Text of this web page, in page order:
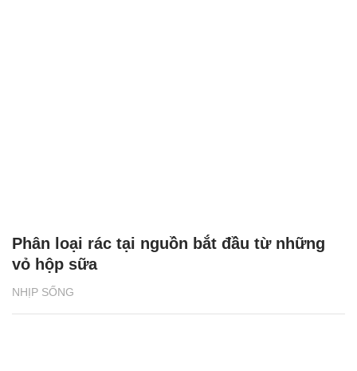
NHỊP SỐNG
Phân loại rác tại nguồn bắt đầu từ những
vỏ hộp sữa